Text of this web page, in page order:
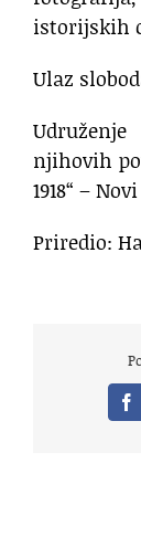
istorijskih
Ulaz
njihovih
1918“ –
Priredio: